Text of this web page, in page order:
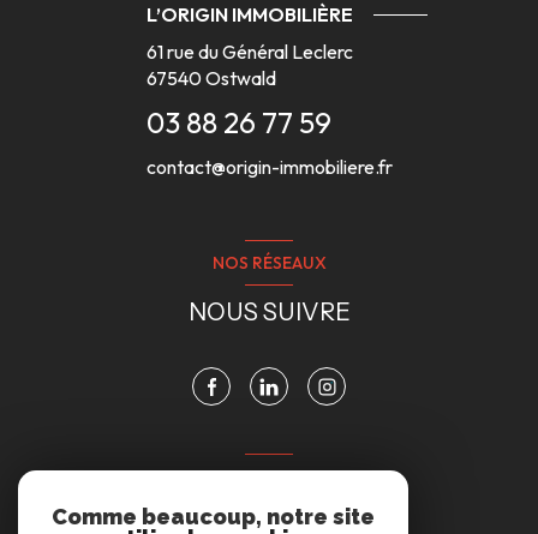
L’ORIGIN IMMOBILIÈRE
61 rue du Général Leclerc
67540Ostwald
03 88 26 77 59
contact@origin-immobiliere.fr
NOS RÉSEAUX
NOUS SUIVRE
VOTRE ESPACE
ESPACE PROPRIÉTAIRE
Comme beaucoup, notre site